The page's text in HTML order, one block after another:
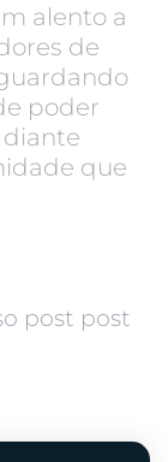
alento a
de
poder
diante
que
post post